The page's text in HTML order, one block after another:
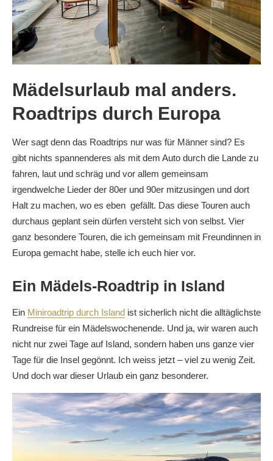
Mädelsurlaub mal anders.
Roadtrips durch Europa
Wer sagt denn das Roadtrips nur was für Männer sind? Es
gibt nichts spannenderes als mit dem Auto durch die Lande zu
fahren, laut und schräg und vor allem gemeinsam
irgendwelche Lieder der 80er und 90er mitzusingen und dort
Halt zu machen, wo es eben gefällt. Das diese Touren auch
durchaus geplant sein dürfen versteht sich von selbst. Vier
ganz besondere Touren, die ich gemeinsam mit Freundinnen in
Europa gemacht habe, stelle ich euch hier vor.
Ein Mädels-Roadtrip in Island
Ein Miniroadtrip durch Island ist sicherlich nicht die alltäglichste
Rundreise für ein Mädelswochenende. Und ja, wir waren auch
nicht nur zwei Tage auf Island, sondern haben uns ganze vier
Tage für die Insel gegönnt. Ich weiss jetzt – viel zu wenig Zeit.
Und doch war dieser Urlaub ein ganz besonderer.